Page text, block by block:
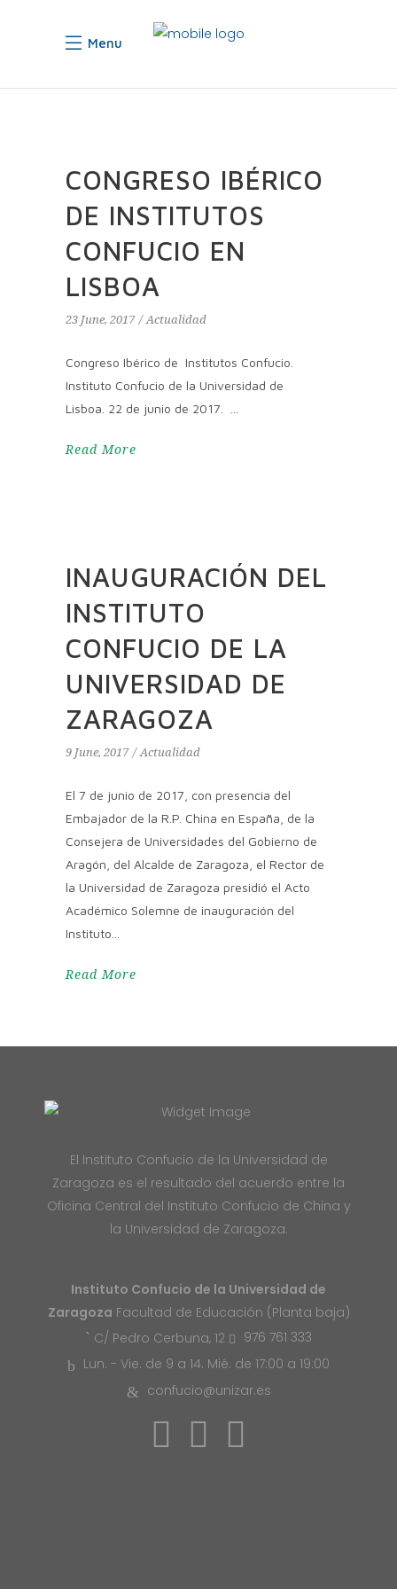
Menu
CONGRESO IBÉRICO
DE INSTITUTOS
CONFUCIO EN
LISBOA
23 June, 2017 Actualidad
Congreso Ibérico de Institutos Confucio.
Instituto Confucio de la Universidad de
Lisboa. 22 de junio de 2017.
Read More
INAUGURACIÓN DEL
INSTITUTO
CONFUCIO DE LA
UNIVERSIDAD DE
ZARAGOZA
9 June, 2017 Actualidad
El 7 de junio de 2017, con presencia del
Embajador de la R.P. China en España, de la
Consejera de Universidades del Gobierno de
Aragón, del Alcalde de Zaragoza, el Rector de
la Universidad de Zaragoza presidió el Acto
Académico Solemne de inauguración del
Instituto
Read More
El Instituto Confucio de la Universidad de
Zaragoza es el resultado del acuerdo entre la
Oficina Central del Instituto Confucio de China y
la Universidad de Zaragoza.
Instituto Confucio de la Universidad de
Zaragoza Facultad de Educación (Planta baja)
C/ Pedro Cerbuna, 12
976 761 333
Lun. - Vie. de 9 a 14. Mié. de 17:00 a 19:00
confucio@unizar.es